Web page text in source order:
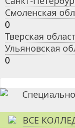
Смоленская
0
Тверская
Ульяновская
0
ВСЕ